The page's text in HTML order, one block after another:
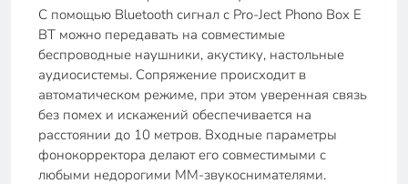
С помощью Bluetooth сигнал с Pro-Ject Phono Box E
BT можно передавать на совместимые
беспроводные наушники, акустику, настольные
аудиосистемы. Сопряжение происходит в
автоматическом режиме, при этом уверенная связь
без помех и искажений обеспечивается на
расстоянии до 10 метров. Входные параметры
фонокорректора делают его совместимыми с
любыми недорогими MM-звукоснимателями.